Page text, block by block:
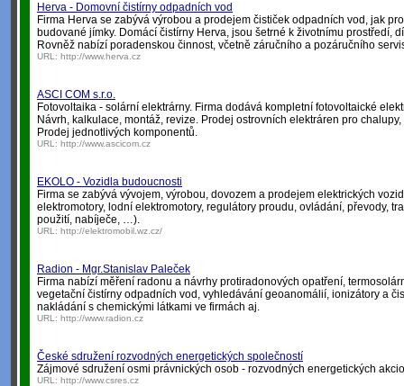
Herva - Domovní čistírny odpadních vod
Firma Herva se zabývá výrobou a prodejem čističek odpadních vod, jak
budované jímky. Domácí čistírny Herva, jsou šetrné k životnímu prostředí,
Rovněž nabízí poradenskou činnost, včetně záručního a pozáručního
URL: http://www.herva.cz
ASCI COM s.r.o.
Fotovoltaika - solární elektrárny. Firma dodává kompletní fotovoltaické
Návrh, kalkulace, montáž, revize. Prodej ostrovních elektráren pro
Prodej jednotlivých komponentů.
URL: http://www.ascicom.cz
EKOLO - Vozidla budoucnosti
Firma se zabývá vývojem, výrobou, dovozem a prodejem elektrických
elektromotory, lodní elektromotory, regulátory proudu, ovládání, převody,
použití, nabíječe, …).
URL: http://elektromobil.wz.cz/
Radion - Mgr.Stanislav Paleček
Firma nabízí měření radonu a návrhy protiradonových opatření,
vegetační čistírny odpadních vod, vyhledávání geoanomálií, ionizátory a
nakládání s chemickými látkami ve firmách aj.
URL: http://www.radion.cz
České sdružení rozvodných energetických společností
Zájmové sdružení osmi právnických osob - rozvodných energetických
URL: http://www.csres.cz